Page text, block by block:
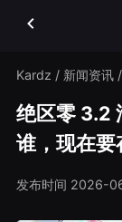
Kardz / 新闻资讯 /
绝区零 3.2
谁，现在要
发布时间 2026-